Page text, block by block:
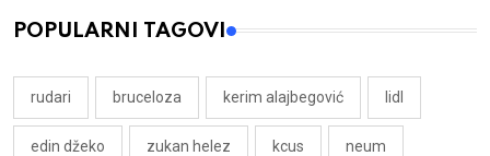
POPULARNI TAGOVI
rudari bruceloza kerim alajbegović lidl
edin džeko zukan helez kcus neum